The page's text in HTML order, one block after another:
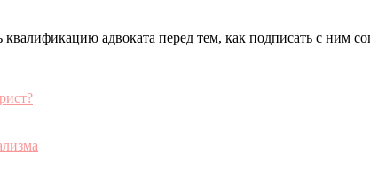
адвоката перед тем, как подписать с ним